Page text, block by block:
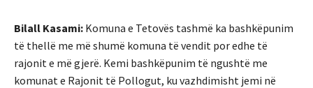
Bilall Kasami: Komuna e Tetovës tashmë ka bashkëpunim
të thellë me më shumë komuna të vendit por edhe të
rajonit e më gjerë. Kemi bashkëpunim të ngushtë me
komunat e Rajonit të Pollogut, ku vazhdimisht jemi në